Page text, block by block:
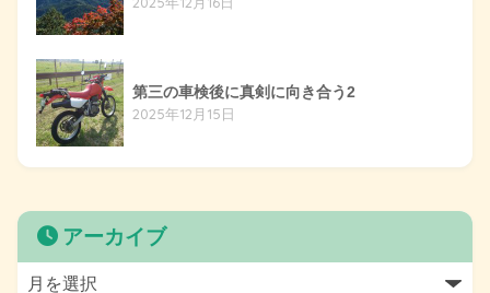
第三の車検後に真剣に向き合う2
2025年12月15日
アーカイブ